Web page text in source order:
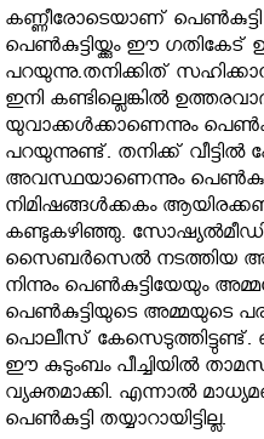
കണ്ണീരോടെയാണ്
പെണ്‍കുട്ടിയ്ക്കും ഈ ഗതികേട്
പറയുന്നു.തനിക്കിത്
ഇനി കണ്ടില്ലെങ്കില്‍
യുവാക്കള്‍ക്കാണെന്നും
പറയുന്നുണ്ട്. തനിക്ക്
അവസ്ഥയാണെന്നും
നിമിഷങ്ങള്‍ക്കകം
കണ്ടുകഴിഞ്ഞു.
സൈബര്‍സെല്‍ നടത്തിയ
നിന്നും പെണ്‍കുട്ടിയേയും
പെണ്‍കുട്ടിയുടെ അമ്മയുടെ
പൊലീസ്
ഈ കുടുംബം പീച്ചിയില്‍
വ്യക്തമാക്കി. എന്നാല്‍
പെണ്‍കുട്ടി തയ്യാറായിട്ടില്ല.